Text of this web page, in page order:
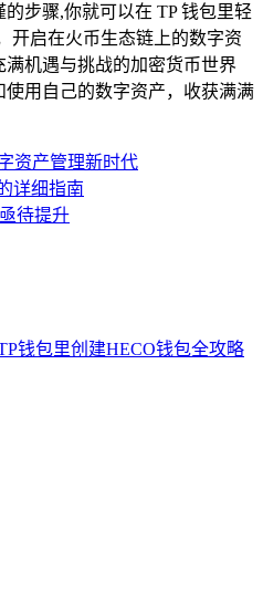
步骤,你就可以在 TP 钱包里轻
开启在火币生态链上的数字资
机遇与挑战的加密货币世界
用自己的数字资产，收获满满
资产管理新时代
详细指南
待提升
钱包里创建HECO钱包全攻略